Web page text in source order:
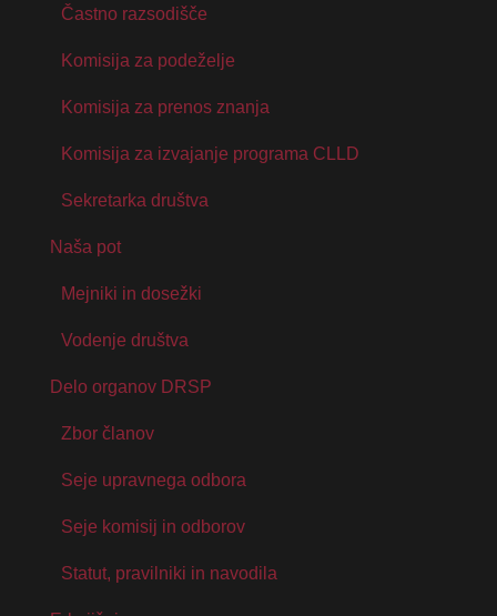
Častno razsodišče
Komisija za podeželje
Komisija za prenos znanja
Komisija za izvajanje programa CLLD
Sekretarka društva
Naša pot
Mejniki in dosežki
Vodenje društva
Delo organov DRSP
Zbor članov
Seje upravnega odbora
Seje komisij in odborov
Statut, pravilniki in navodila